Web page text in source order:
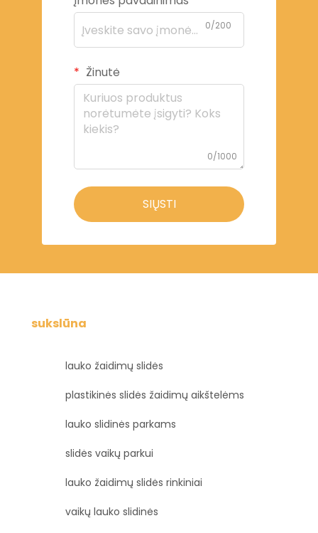
0/200
Žinutė
0/1000
SIŲSTI
sukslūna
lauko žaidimų slidės
plastikinės slidės žaidimų aikštelėms
lauko slidinės parkams
slidės vaikų parkui
lauko žaidimų slidės rinkiniai
vaikų lauko slidinės